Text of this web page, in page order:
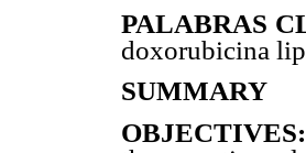
PALABRAS
doxorubicina
SUMMARY
OBJECTIVES: